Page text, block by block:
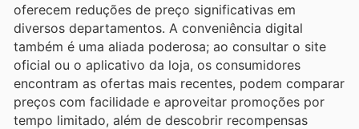
oferecem reduções de preço significativas em
diversos departamentos. A conveniência digital
também é uma aliada poderosa; ao consultar o site
oficial ou o aplicativo da loja, os consumidores
encontram as ofertas mais recentes, podem comparar
preços com facilidade e aproveitar promoções por
tempo limitado, além de descobrir recompensas